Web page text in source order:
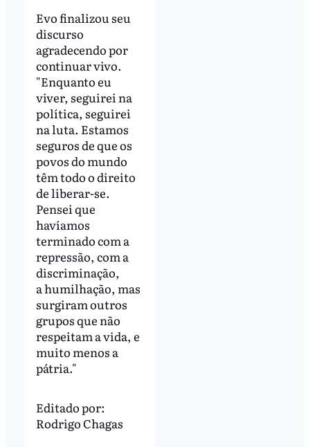
Evo finalizou seu
discurso
agradecendo por
continuar vivo.
"Enquanto eu
viver, seguirei na
política, seguirei
na luta. Estamos
seguros de que os
povos do mundo
têm todo o direito
de liberar-se.
Pensei que
havíamos
terminado com a
repressão, com a
discriminação,
a humilhação, mas
surgiram outros
grupos que não
respeitam a vida, e
muito menos a
pátria."
Editado por:
Rodrigo Chagas